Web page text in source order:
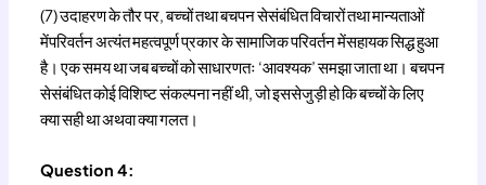
(7) उदाहरण के तौर पर, बच्चों तथा बचपन सेसंबंधित विचारों तथा मान्यताओं
मेंपरिवर्तन अत्यंत महत्वपूर्ण प्रकार के सामाजिक परिवर्तन मेंसहायक सिद्ध हुआ
है। एक समय था जब बच्चों को साधारणतः ‘आवश्यक’ समझा जाता था। बचपन
सेसंबंधित कोई विशिष्ट संकल्पना नहीं थी, जो इससेजुड़ी हो कि बच्चों के लिए
क्या सही था अथवा क्या गलत।
Question 4: